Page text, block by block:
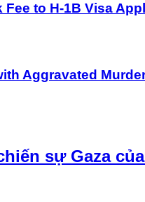
to H-1B Visa
Aggravated
sự Gaza